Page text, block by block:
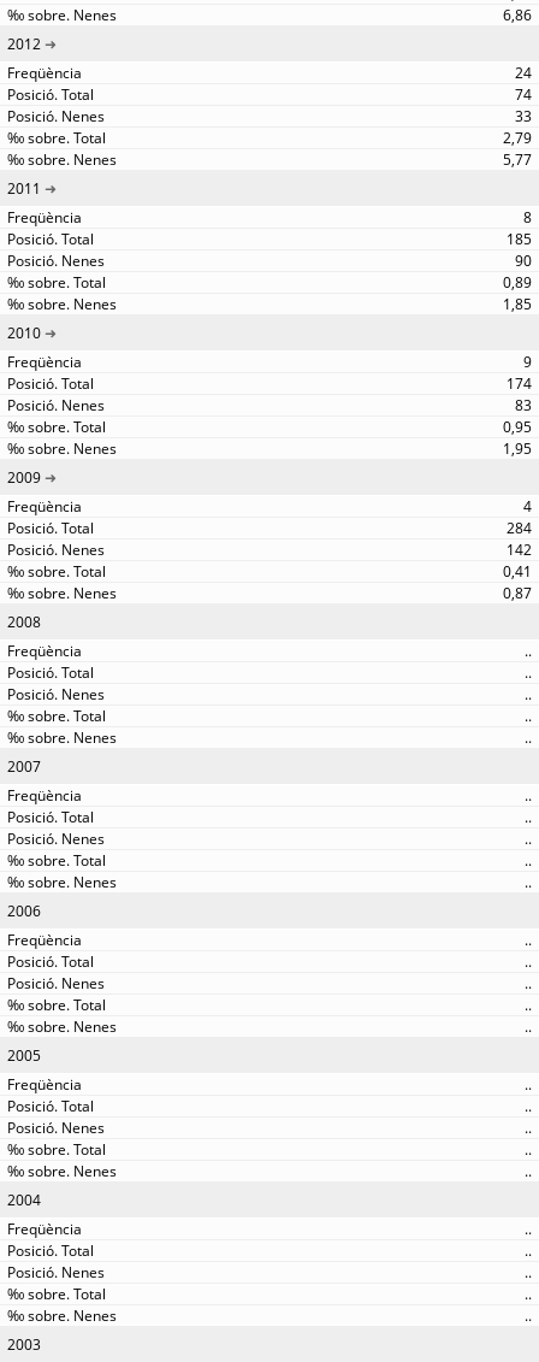
6,86
2012
24
74
33
2,79
5,77
2011
8
185
90
0,89
1,85
2010
9
174
83
0,95
1,95
2009
4
284
142
0,41
0,87
2008
..
..
..
..
..
2007
..
..
..
..
..
2006
..
..
..
..
..
2005
..
..
..
..
..
2004
..
..
..
..
..
2003